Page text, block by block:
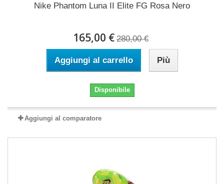
Nike Phantom Luna II Elite FG Rosa Nero
165,00 € 280,00 €
Aggiungi al carrello Più
Disponibile
Aggiungi al comparatore